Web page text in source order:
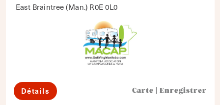
East Braintree (Man.) R0E 0L0
Détails Carte Enregistrer